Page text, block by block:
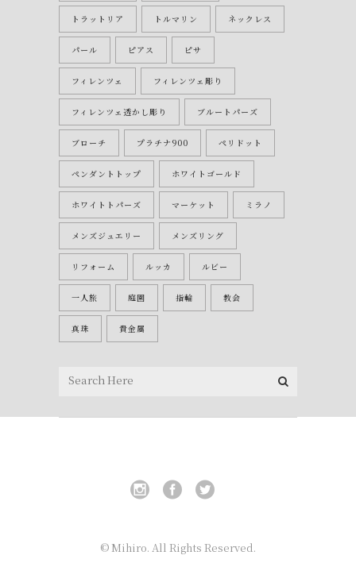
トラットリア トルマリン ネックレス
パール ピアス ピサ
フィレンツェ フィレンツェ彫り
フィレンツェ透かし彫り ブルートパーズ
ブローチ プラチナ900 ペリドット
ペンダントトップ ホワイトゴールド
ホワイトトパーズ マーケット ミラノ
メンズジュエリー メンズリング
リフォーム ルッカ ルビー
一人旅 庭園 指輪 教会
真珠 貴金属
© Mihiro. All Rights Reserved.